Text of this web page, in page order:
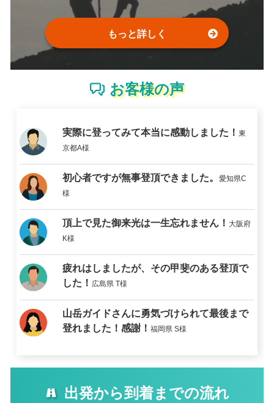
もっと詳しく
お客様の声
実際に登ってみて本当に感動しました！ 東
京都A様
初心者ですが無事登頂できました。
愛知県C
様
頂上で見た御来光は一生忘れません！ 大阪府
K様
疲れはしましたが、その甲斐のある登頂で
した！ 広島県 T様
山岳ガイドさんに勇気づけられて最後まで
登れました！感謝！ 福岡県 S様
出発から到着までの流れ